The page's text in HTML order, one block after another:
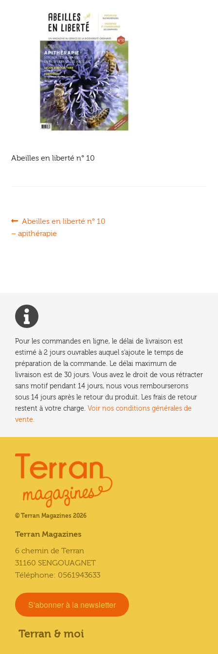
Abeilles en liberté n° 10
Navigation
de
Article
précédent :
Abeilles en liberté n° 10
– apithérapie
Pour les commandes en ligne, le délai de livraison est
estimé à 2 jours ouvrables auquel s'ajoute le temps de
préparation de la commande. Le délai maximum de
livraison est de 30 jours. Vous avez le droit de vous rétracter
sans motif pendant 14 jours, nous vous rembourserons
sous 14 jours après le retour du produit. Les frais de retour
restent à votre charge. Voir nos conditions générales de
vente.
© Terran Magazines 2026
Terran Magazines
6 chemin de Terran
31160 SENGOUAGNET
Téléphone: 0561943633
S'abonner à la newsletter
Terran & moi